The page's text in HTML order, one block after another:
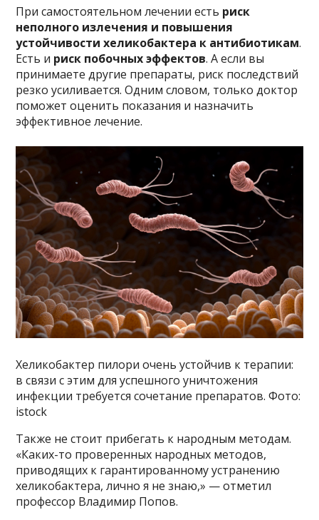
При самостоятельном лечении есть риск
неполного излечения и повышения
устойчивости хеликобактера к антибиотикам.
Есть и риск побочных эффектов. А если вы
принимаете другие препараты, риск последствий
резко усиливается. Одним словом, только доктор
поможет оценить показания и назначить
эффективное лечение.
Хеликобактер пилори очень устойчив к терапии:
в связи с этим для успешного уничтожения
инфекции требуется сочетание препаратов. Фото:
istock
Также не стоит прибегать к народным методам.
«Каких-то проверенных народных методов,
приводящих к гарантированному устранению
хеликобактера, лично я не знаю,» — отметил
профессор Владимир Попов.